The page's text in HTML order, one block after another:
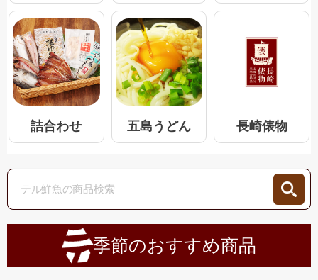
詰合わせ 五島うどん 長崎俵物
季節のおすすめ商品